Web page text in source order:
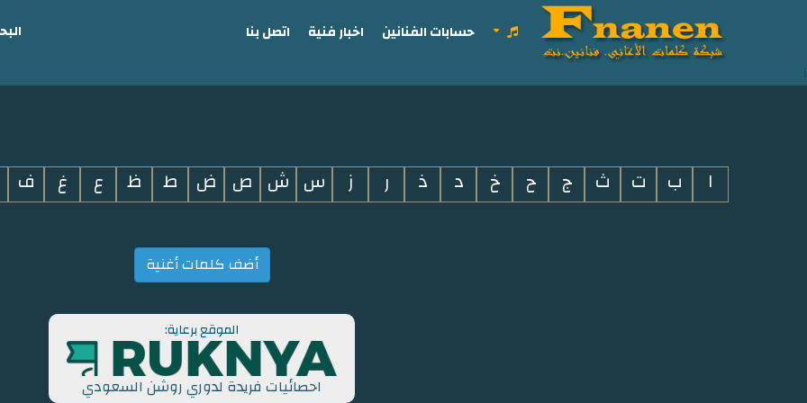
i
حسابات الفنانين اخبار فنية اتصل بنا
ا ب ت ث ج ح خ د ذ ر ز س ش ص ض ط ظ ع غ ف
أضف كلمات أغنية
الموقع برعاية:
احصائيات فريدة لدوري روشن السعودي